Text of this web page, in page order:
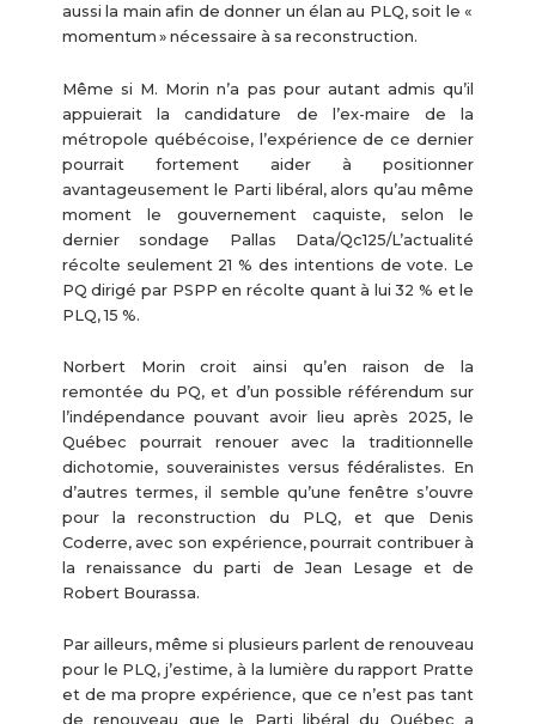
aussi la main afin de donner un élan au PLQ, soit le «
momentum » nécessaire à sa reconstruction.
Même si M. Morin n’a pas pour autant admis qu’il
appuierait la candidature de l’ex-maire de la
métropole québécoise, l’expérience de ce dernier
pourrait fortement aider à positionner
avantageusement le Parti libéral, alors qu’au même
moment le gouvernement caquiste, selon le
dernier sondage Pallas Data/Qc125/L’actualité
récolte seulement 21 % des intentions de vote. Le
PQ dirigé par PSPP en récolte quant à lui 32 % et le
PLQ, 15 %.
Norbert Morin croit ainsi qu’en raison de la
remontée du PQ, et d’un possible référendum sur
l’indépendance pouvant avoir lieu après 2025, le
Québec pourrait renouer avec la traditionnelle
dichotomie, souverainistes versus fédéralistes. En
d’autres termes, il semble qu’une fenêtre s’ouvre
pour la reconstruction du PLQ, et que Denis
Coderre, avec son expérience, pourrait contribuer à
la renaissance du parti de Jean Lesage et de
Robert Bourassa.
Par ailleurs, même si plusieurs parlent de renouveau
pour le PLQ, j’estime, à la lumière du rapport Pratte
et de ma propre expérience, que ce n’est pas tant
de renouveau que le Parti libéral du Québec a